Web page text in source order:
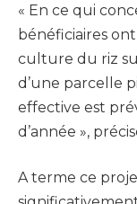
« En ce qui
bénéficiaires
culture du riz
d’une parcelle
effective est
d’année »,
A terme ce